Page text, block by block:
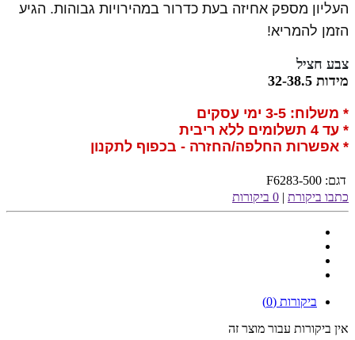
העליון מספק אחיזה בעת כדרור במהירויות גבוהות. הגיע
הזמן להמריא!
צבע חציל
מידות 32-38.5
* משלוח: 3-5 ימי עסקים
* עד 4 תשלומים ללא ריבית
* אפשרות החלפה/החזרה - בכפוף לתקנון
דגם: F6283-500
כתבו ביקורת | 0 ביקורות
ביקורות (0)
אין ביקורות עבור מוצר זה